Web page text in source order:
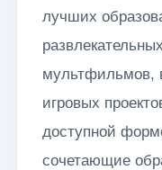
лучших
мультфильмов,
игровых
доступной
сочетающие